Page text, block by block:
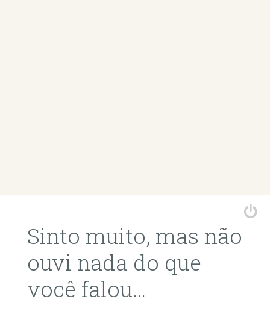
Sinto muito, mas não
ouvi nada do que
você falou…